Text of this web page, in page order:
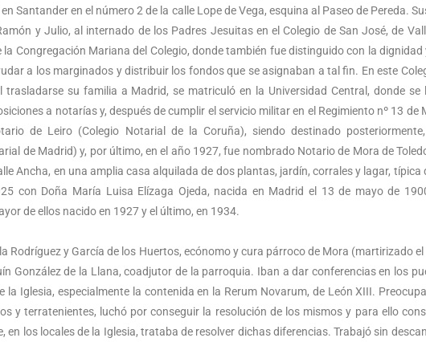
Santander en el número 2 de la calle Lope de Vega, esquina al Paseo de Pereda.
y Julio, al internado de los Padres Jesuitas en el Colegio de San José, de
Congregación Mariana del Colegio, donde también fue distinguido con la dignidad
a los marginados y distribuir los fondos que se asignaban a tal fin. En este
su familia a Madrid, se matriculó en la Universidad Central, donde se
a notarías y, después de cumplir el servicio militar en el Regimiento nº 13 de
de Leiro (Colegio Notarial de la Coruña), siendo destinado
de Madrid) y, por último, en el año 1927, fue nombrado Notario de Mora de
Ancha, en una amplia casa alquilada de dos plantas, jardín, corrales y lagar, típica
con Doña María Luisa Elízaga Ojeda, nacida en Madrid el 13 de mayo de
de ellos nacido en 1927 y el último, en 1934.
Rodríguez y García de los Huertos, ecónomo y cura párroco de Mora (martirizado
González de la Llana, coadjutor de la parroquia. Iban a dar conferencias en los
la Iglesia, especialmente la contenida en la Rerum Novarum, de León XIII.
y terratenientes, luchó por conseguir la resolución de los mismos y para ello
en los locales de la Iglesia, trataba de resolver dichas diferencias. Trabajó sin